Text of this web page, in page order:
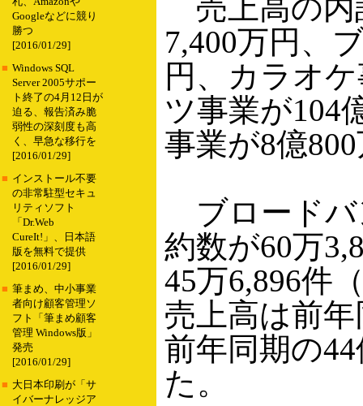
Googleなどに競り
勝つ
[2016/01/29]
■ Windows SQL
Server 2005サポー
ト終了の4月12日が
迫る、報告済み脆
弱性の深刻度も高
く、早急な移行を
[2016/01/29]
■ インストール不要
の非常駐型セキュ
リティソフト
「Dr.Web
CureIt!」、日本語
版を無料で提供
[2016/01/29]
■ 筆まめ、中小事業
者向け顧客管理ソ
フト「筆まめ顧客
管理 Windows版」
発売
[2016/01/29]
■ 大日本印刷が「サ
イバーナレッジア
売上高の内
7,400万円、
円、カラオ
ツ事業が104
事業が8億
ブロードバ
約数が60万
45万6,896件
売上高は前
前年同期の
た。